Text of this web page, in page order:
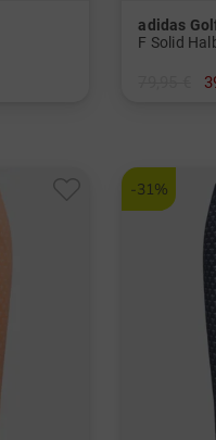
adidas
F Solid
-31%